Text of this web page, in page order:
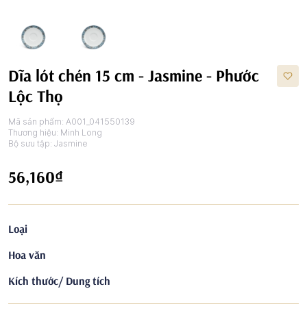
Dĩa lót chén 15 cm - Jasmine - Phước
Lộc Thọ
Mã sản phẩm: A001_041550139
Thương hiệu: Minh Long
Bộ sưu tập: Jasmine
56,160₫
Loại
Hoa văn
Kích thước/ Dung tích